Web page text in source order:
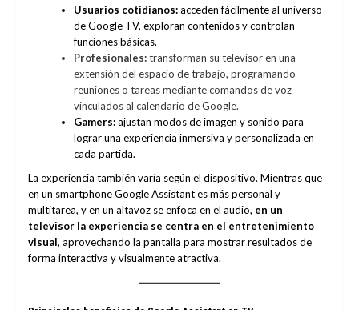
Usuarios cotidianos:acceden fácilmente al universo
de Google TV, exploran contenidos y controlan
funciones básicas.
Profesionales:transforman su televisor en una
extensión del espacio de trabajo, programando
reuniones o tareas mediante comandos de voz
vinculados al calendario de Google.
Gamers:ajustan modos de imagen y sonido para
lograr una experiencia inmersiva y personalizada en
cada partida.
La experiencia también varía según el dispositivo. Mientras que
en un smartphone Google Assistant es más personal y
multitarea, y en un altavoz se enfoca en el audio, en un
televisor la experiencia se centra en el entretenimiento
visual, aprovechando la pantalla para mostrar resultados de
forma interactiva y visualmente atractiva.